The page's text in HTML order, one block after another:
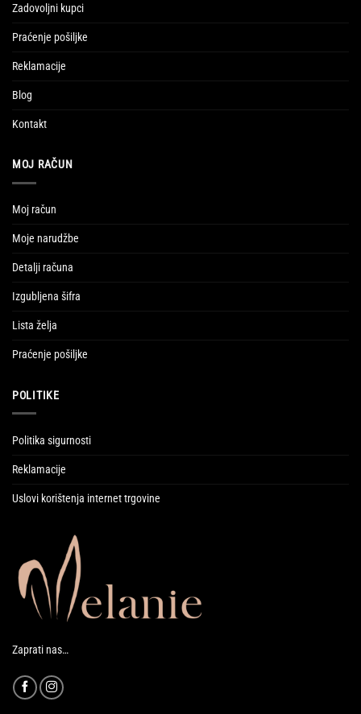
Zadovoljni kupci
Praćenje pošiljke
Reklamacije
Blog
Kontakt
MOJ RAČUN
Moj račun
Moje narudžbe
Detalji računa
Izgubljena šifra
Lista želja
Praćenje pošiljke
POLITIKE
Politika sigurnosti
Reklamacije
Uslovi korištenja internet trgovine
Zaprati nas…